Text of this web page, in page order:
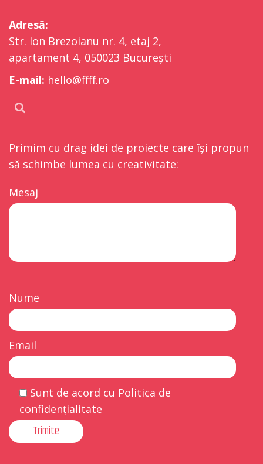
Adresă:
Str. Ion Brezoianu nr. 4, etaj 2,
apartament 4, 050023 București
E-mail: hello@ffff.ro
Primim cu drag idei de proiecte care își propun
să schimbe lumea cu creativitate:
Mesaj
Nume
Email
Sunt de acord cu Politica de
confidențialitate